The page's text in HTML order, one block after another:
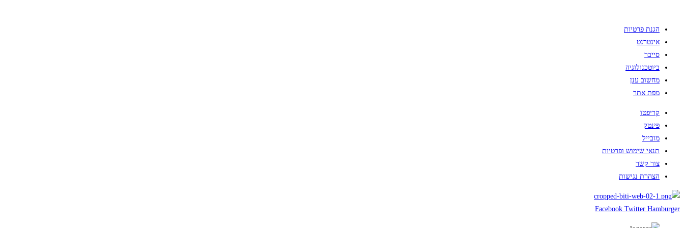
הגנת פרטיות
אינטרנט
סייבר
ביוטכנולוגיה
מחשוב ענן
מפת אתר
קריפטו
פינטק
מובייל
תנאי שימוש ופרטיות
צור קשר
הצהרת נגישות
Facebook Twitter Hamburger